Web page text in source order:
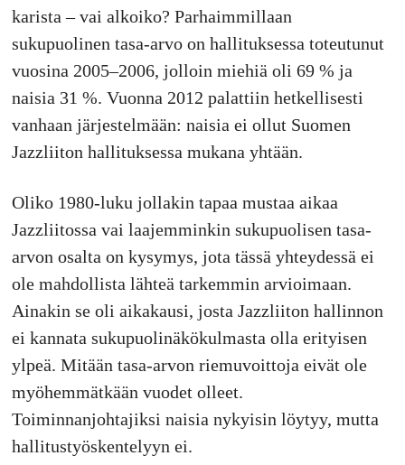
karista – vai alkoiko? Parhaimmillaan
sukupuolinen tasa-arvo on hallituksessa toteutunut
vuosina 2005–2006, jolloin miehiä oli 69 % ja
naisia 31 %. Vuonna 2012 palattiin hetkellisesti
vanhaan järjestelmään: naisia ei ollut Suomen
Jazzliiton hallituksessa mukana yhtään.
Oliko 1980-luku jollakin tapaa mustaa aikaa
Jazzliitossa vai laajemminkin sukupuolisen tasa-
arvon osalta on kysymys, jota tässä yhteydessä ei
ole mahdollista lähteä tarkemmin arvioimaan.
Ainakin se oli aikakausi, josta Jazzliiton hallinnon
ei kannata sukupuolinäkökulmasta olla erityisen
ylpeä. Mitään tasa-arvon riemuvoittoja eivät ole
myöhemmätkään vuodet olleet.
Toiminnanjohtajiksi naisia nykyisin löytyy, mutta
hallitustyöskentelyyn ei.